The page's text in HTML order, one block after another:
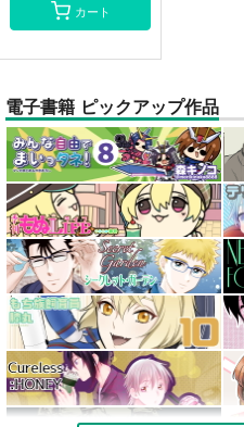
カート
電子書籍 ピックアップ作品